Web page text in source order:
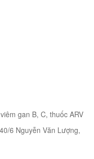
gan B, C, thuốc ARV
6 Nguyễn Văn Lượng,